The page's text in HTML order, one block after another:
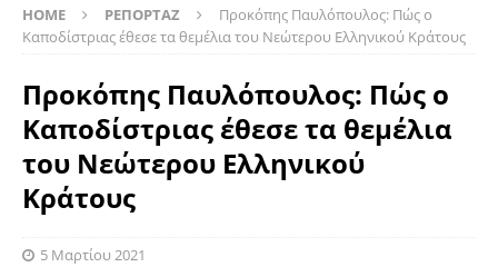
HOME ΡΕΠΟΡΤΑΖ
Προκόπης Παυλόπουλος: Πώς ο
Καποδίστριας έθεσε τα θεμέλια του Νεώτερου Ελληνικού Κράτους
Προκόπης Παυλόπουλος: Πώς ο
Καποδίστριας έθεσε τα θεμέλια
του Νεώτερου Ελληνικού
Κράτους
5 Μαρτίου 2021